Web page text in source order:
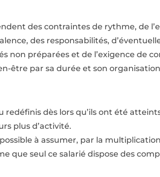
des contraintes de rythme, de
des responsabilités,
non préparées et de l’exigence de
être par sa durée et son
redéfinis dès lors qu’ils ont été
plus d’activité.
à assumer, par la
que seul ce salarié dispose des